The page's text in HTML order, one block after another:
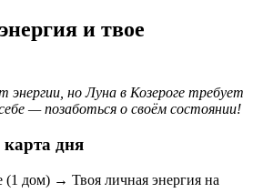
и твое
энергии, но Луна в Козероге требует
— позаботься о своём состоянии!
карта дня
дом) → Твоя личная энергия на